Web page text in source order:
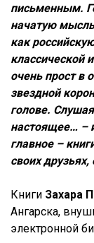
письменным.
начатую
как
классической
очень прост в
звездной
голове.
настоящее… –
главное –
своих
Книги Захара
Ангарска,
электронной